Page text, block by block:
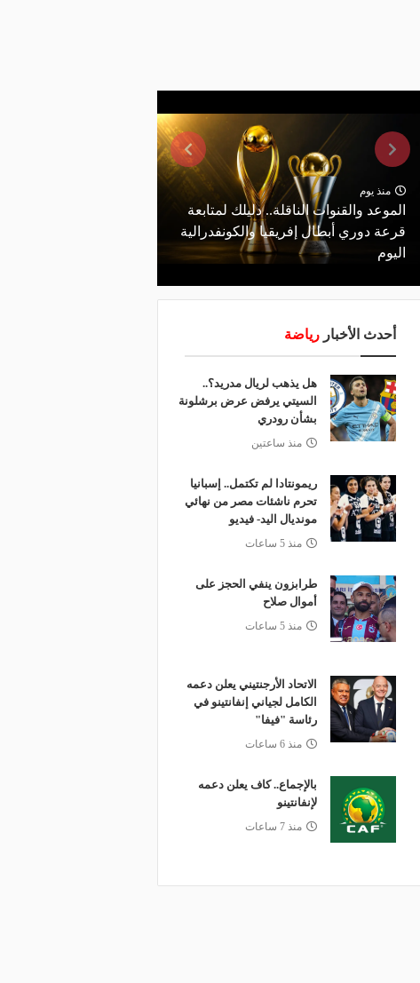
منذ يوم
الموعد والقنوات الناقلة.. دليلك لمتابعة
قرعة دوري أبطال إفريقيا والكونفدرالية
اليوم
أحدث الأخبار رياضة
هل يذهب لريال مدريد؟..
السيتي يرفض عرض برشلونة
بشأن رودري
منذ ساعتين
ريمونتادا لم تكتمل.. إسبانيا
تحرم ناشئات مصر من نهائي
مونديال اليد- فيديو
منذ 5 ساعات
طرابزون ينفي الحجز على
أموال صلاح
منذ 5 ساعات
الاتحاد الأرجنتيني يعلن دعمه
الكامل لجياني إنفانتينو في
رئاسة "فيفا"
منذ 6 ساعات
بالإجماع.. كاف يعلن دعمه
لإنفانتينو
منذ 7 ساعات